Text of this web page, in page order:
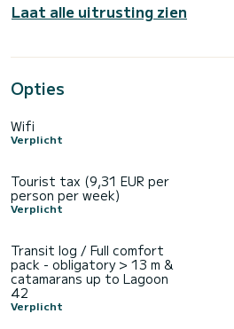
Laat alle uitrusting zien
Opties
Wifi
Verplicht
Tourist tax (9,31 EUR per
person per week)
Verplicht
Transit log / Full comfort
pack - obligatory > 13 m &
catamarans up to Lagoon
42
Verplicht